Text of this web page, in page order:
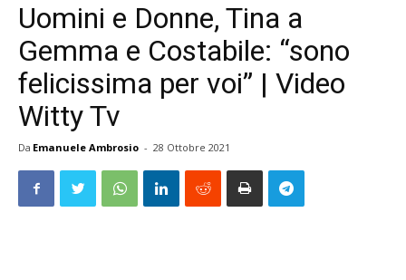
Uomini e Donne, Tina a
Gemma e Costabile: “sono
felicissima per voi” | Video
Witty Tv
Da Emanuele Ambrosio - 28 Ottobre 2021